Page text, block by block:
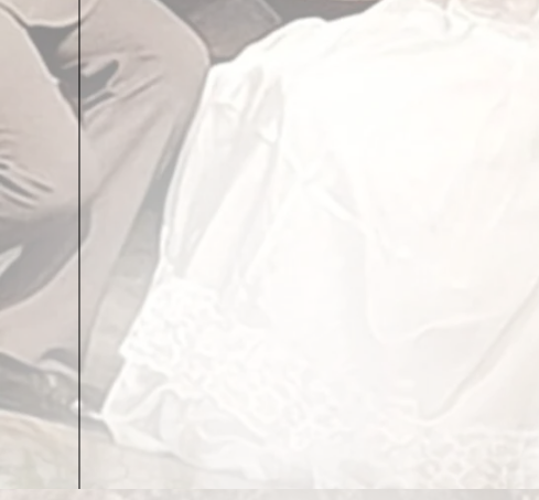
И уж совсем не упоминая беспардонно грубую
безотлагательный выход из «Парижского
И пусть в Америке этот срочный демонтаж во спасение
президента. Точь-в-точь, как у того режиссёра из
на стадионе города Тамбова, с участием Иосифа
Главное – он посмел, и вброс засчитан. А это значит,
под которым в данный момент цепенеет вся Европа.
Европа осела и наблюдает в режиме ступора: а что,
линией горизонта. Что теперь будет с нами, если они
церемониться с ими же взращёнными извращенцами и
Мы – растратившиеся и расшатанные, блестим былым
агрессивны, лучше вооружены и давно уже ни перед
вывезти.